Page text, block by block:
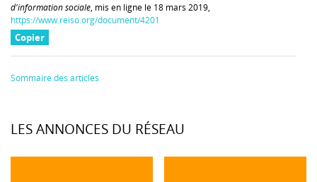
d'information sociale, mis en ligne le 18 mars 2019,
https://www.reiso.org/document/4201
Copier
Sommaire des articles
LES ANNONCES DU RÉSEAU